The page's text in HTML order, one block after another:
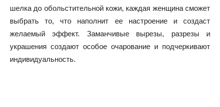
шелка до обольстительной кожи, каждая женщина сможет
выбрать то, что наполнит ее настроение и создаст
желаемый эффект. Заманчивые вырезы, разрезы и
украшения создают особое очарование и подчеркивают
индивидуальность.